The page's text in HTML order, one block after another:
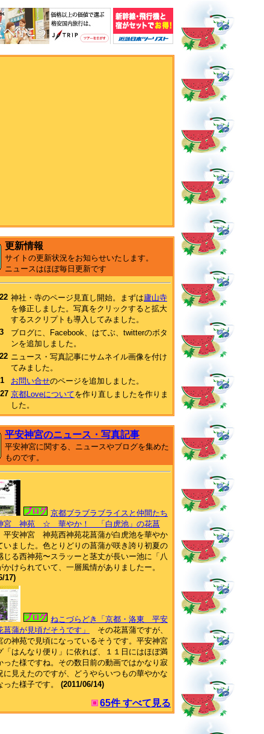
更新情報
サイトの更新状況をお知らせいたします。
ニュースはほぼ毎日更新です
神社・寺のページ見直し開始。まずは廬山寺
を修正しました。写真をクリックすると拡大
するスクリプトも導入してみました。
ブログに、Facebook、はてぶ、twitterのボタ
ンを追加しました。
ニュース・写真記事にサムネイル画像を付け
てみました。
お問い合せのページを追加しました。
京都Loveについてを作り直しましたを作りま
した。
平安神宮のニュース・写真記事
平安神宮に関する、ニュースやブログを集めた
ものです。
京都ブラブラブライスと仲間たち
神宮 神苑 ☆ 華やか！ 「白虎池」の花菖
平安神宮 神苑西神苑花菖蒲が白虎池を華やか
いました。色とりどりの菖蒲が咲き誇り初夏の
じる西神苑〜スラッーと茎丈が長いー池に「八
かけられていて、一層風情がありましたー。
17)
ねこづらどき「京都・洛東 平安
菖蒲が見頃だそうです」
その花菖蒲ですが、
の神苑で見頃になっているそうです。平安神宮
「はんなり便り」に依れば、１１日にはほぼ満
った様ですね。その数日前の動画ではかなり寂
に見えたのですが、どうやらいつもの華やかな
った様子です。 (2011/06/14)
65件 すべて見る